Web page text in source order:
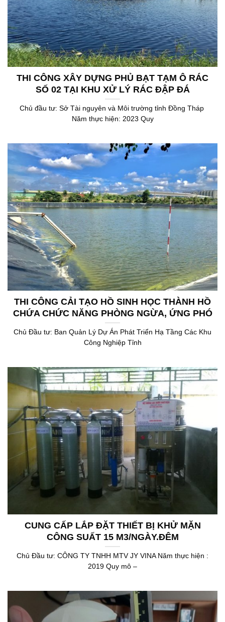
THI CÔNG XÂY DỰNG PHỦ BẠT TẠM Ô RÁC
SỐ 02 TẠI KHU XỬ LÝ RÁC ĐẬP ĐÁ
Chủ đầu tư: Sở Tài nguyên và Môi trường tỉnh Đồng Tháp
Năm thực hiện: 2023 Quy
THI CÔNG CẢI TẠO HỒ SINH HỌC THÀNH HỒ
CHỨA CHỨC NĂNG PHÒNG NGỪA, ỨNG PHÓ
SỰ CỐ THUỘC TRẠM XỬ LÝ NƯỚC THẢI TẬP
TRUNG KHU CÔNG NGHIỆP GIAO LONG
CÔNG SUẤT 5.000 M3/NGÀY.ĐÊM
Chủ Đầu tư: Ban Quản Lý Dự Án Phát Triển Hạ Tầng Các Khu
Công Nghiệp Tỉnh
CUNG CẤP LẮP ĐẶT THIẾT BỊ KHỬ MẶN
CÔNG SUẤT 15 M3/NGÀY.ĐÊM
Chủ Đầu tư: CÔNG TY TNHH MTV JY VINA Năm thực hiện :
2019 Quy mô –